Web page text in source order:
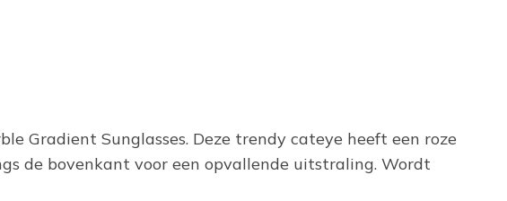
Gradient Sunglasses. Deze trendy cateye heeft een roze
de bovenkant voor een opvallende uitstraling. Wordt